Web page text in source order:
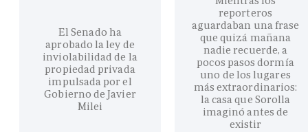
El Senado ha
aprobado la ley de
inviolabilidad de la
propiedad privada
impulsada por el
Gobierno de Javier
Milei
reporteros
aguardaban una frase
que quizá mañana
nadie recuerde, a
pocos pasos dormía
uno de los lugares
más extraordinarios:
la casa que Sorolla
imaginó antes de
existir